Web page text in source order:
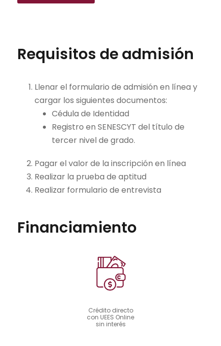
Requisitos de admisión
Llenar el formulario de admisión en línea y
cargar los siguientes documentos:
Cédula de Identidad
Registro en SENESCYT del título de
tercer nivel de grado.
Pagar el valor de la inscripción en línea
Realizar la prueba de aptitud
Realizar formulario de entrevista
Financiamiento
Crédito directo
con UEES Online
sin interés